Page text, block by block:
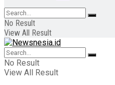
No Result
View All Result
No Result
View All Result